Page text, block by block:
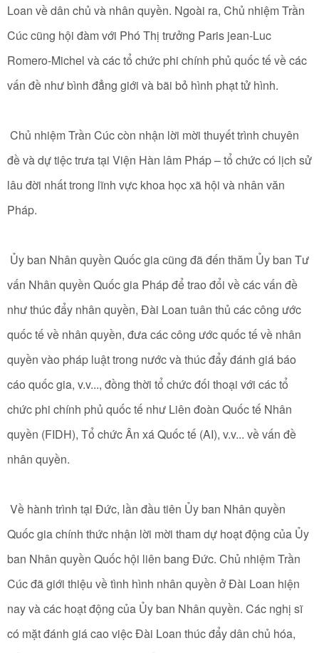
Loan về dân chủ và nhân quyền. Ngoài ra, Chủ nhiệm Trần
Cúc cũng hội đàm với Phó Thị trưởng Paris jean-Luc
Romero-Michel và các tổ chức phi chính phủ quốc tế về các
vấn đề như bình đẳng giới và bãi bỏ hình phạt tử hình.
Chủ nhiệm Trần Cúc còn nhận lời mời thuyết trình chuyên
đề và dự tiệc trưa tại Viện Hàn lâm Pháp – tổ chức có lịch sử
lâu đời nhất trong lĩnh vực khoa học xã hội và nhân văn
Pháp.
Ủy ban Nhân quyền Quốc gia cũng đã đến thăm Ủy ban Tư
vấn Nhân quyền Quốc gia Pháp để trao đổi về các vấn đề
như thúc đẩy nhân quyền, Đài Loan tuân thủ các công ước
quốc tế về nhân quyền, đưa các công ước quốc tế về nhân
quyền vào pháp luật trong nước và thúc đẩy đánh giá báo
cáo quốc gia, v.v..., đồng thời tổ chức đối thoại với các tổ
chức phi chính phủ quốc tế như Liên đoàn Quốc tế Nhân
quyền (FIDH), Tổ chức Ân xá Quốc tế (AI), v.v... về vấn đề
nhân quyền.
Về hành trình tại Đức, lần đầu tiên Ủy ban Nhân quyền
Quốc gia chính thức nhận lời mời tham dự hoạt động của Ủy
ban Nhân quyền Quốc hội liên bang Đức. Chủ nhiệm Trần
Cúc đã giới thiệu về tình hình nhân quyền ở Đài Loan hiện
nay và các hoạt động của Ủy ban Nhân quyền. Các nghị sĩ
có mặt đánh giá cao việc Đài Loan thúc đẩy dân chủ hóa,